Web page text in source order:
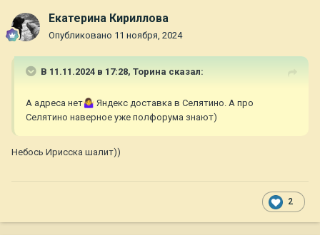
Екатерина Кириллова
Опубликовано 11 ноября, 2024
В 11.11.2024 в 17:28, Торина сказал:
А адреса нет🤷‍♀️ Яндекс доставка в Селятино. А про
Селятино наверное уже полфорума знают)
Небось Ирисска шалит))
2